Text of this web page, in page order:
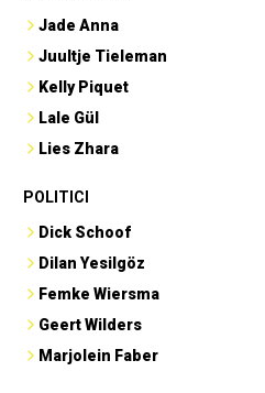
Jade Anna
Juultje Tieleman
Kelly Piquet
Lale Gül
Lies Zhara
POLITICI
Dick Schoof
Dilan Yesilgöz
Femke Wiersma
Geert Wilders
Marjolein Faber